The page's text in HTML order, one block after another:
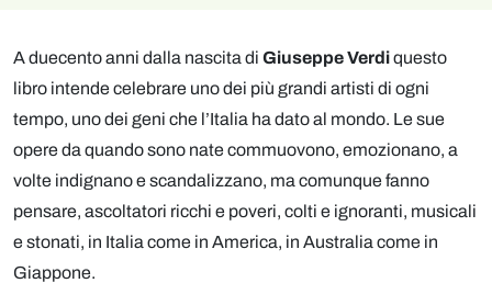
A duecento anni dalla nascita di Giuseppe Verdiquesto
libro intende celebrare uno dei più grandi artisti di ogni
tempo, uno dei geni che l’Italia ha dato al mondo. Le sue
opere da quando sono nate commuovono, emozionano, a
volte indignano e scandalizzano, ma comunque fanno
pensare, ascoltatori ricchi e poveri, colti e ignoranti, musicali
e stonati, in Italia come in America, in Australia come in
Giappone.